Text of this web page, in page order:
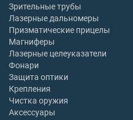
Зрительные трубы
Лазерные дальномеры
Призматические прицелы
Магниферы
Лазерные целеуказатели
Фонари
Защита оптики
Крепления
Чистка оружия
Аксессуары